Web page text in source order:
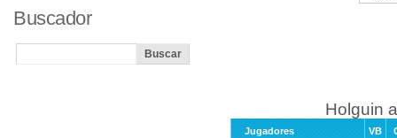
Holguin
Jugadores VB
Buscador